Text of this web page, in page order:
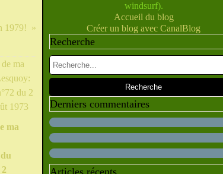
1979!
ma
Février(10)
Janvier(14)
Mars(9)
Février(10)
Janvier(10)
Avril(5)
Mars(5)
Février(7)
Mai(10)
Avril(5)
Mars(6)
Janvier(6)
Juin(28)
Mai(28)
Avril(21)
Février(31)
Juillet(40)
Juin(27)
Mai(31)
Mars(38)
Janvier(35)
windsurf).
Accueil du blog
Créer un blog avec CanalBlog
Recherche
Derniers commentaires
Articles récents